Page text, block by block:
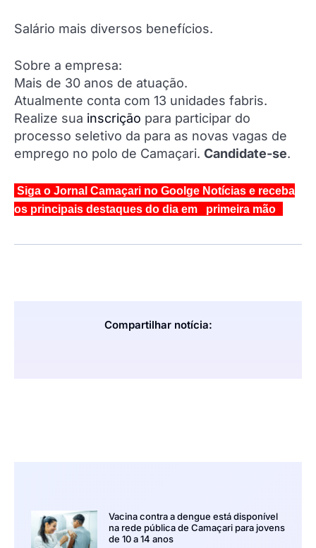
Salário mais diversos benefícios.
Sobre a empresa:
Mais de 30 anos de atuação.
Atualmente conta com 13 unidades fabris.
Realize sua inscrição para participar do
processo seletivo da para as novas vagas de
emprego no polo de Camaçari. Candidate-se.
Siga o Jornal Camaçari no Goolge Notícias e receba
os principais destaques do dia em primeira mão
Compartilhar notícia:
Vacina contra a dengue está disponível
na rede pública de Camaçari para jovens
de 10 a 14 anos